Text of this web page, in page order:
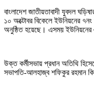
বাংলাদেশ জাতীয়তাবাদী যুবদল
১০ অক্টোবর বিকেলে ইউনিয়নের ৭নং
অনুষ্ঠিত হয়েছে। এসময় ইউনিয়নের
উক্ত কর্মীসভায় প্রধান অতিথি
সভাপতি-আলহাজ্ব শফিকুর রহমান